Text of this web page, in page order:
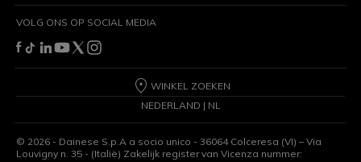
VOLG ONS OP SOCIAL MEDIA
WINKEL ZOEKEN
NEDERLAND | NL
© 2026 - Dainese S.p.A a socio unico - 36064 Colceresa (VI) – Via
Louvigny n. 35 - (Italië) Zakelijk register van Vicenza nummer: